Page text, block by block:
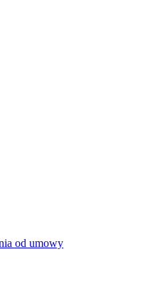
od umowy